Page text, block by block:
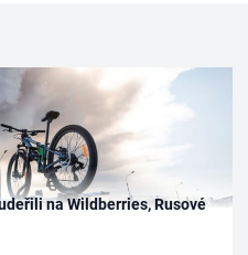
na Wildberries, Rusové